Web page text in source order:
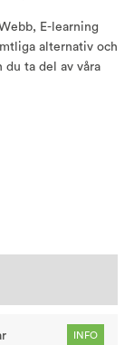
E-learning
alternativ och
du ta del av våra
INFO